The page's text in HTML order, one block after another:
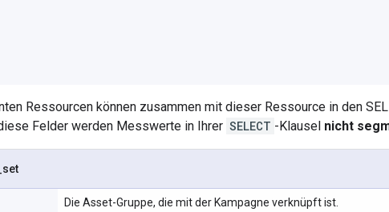
Ressourcen können zusammen mit dieser Ressource in den
Felder werden Messwerte in Ihrer SELECT -Klausel nicht
set
Die Asset-Gruppe, die mit der Kampagne verknüpft ist.